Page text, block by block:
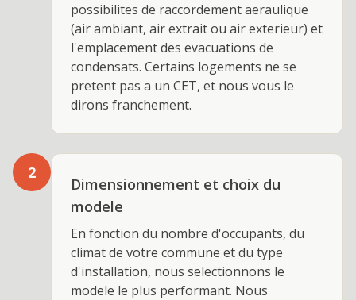
possibilites de raccordement aeraulique
(air ambiant, air extrait ou air exterieur) et
l'emplacement des evacuations de
condensats. Certains logements ne se
pretent pas a un CET, et nous vous le
dirons franchement.
2
Dimensionnement et choix du
modele
En fonction du nombre d'occupants, du
climat de votre commune et du type
d'installation, nous selectionnons le
modele le plus performant. Nous